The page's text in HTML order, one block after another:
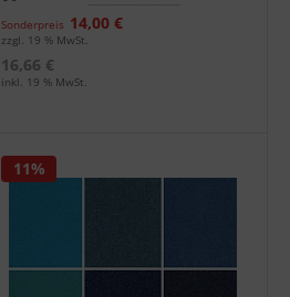
Sonderpreis 14,00 €
zzgl. 19 % MwSt.
16,66 €
inkl. 19 % MwSt.
11%